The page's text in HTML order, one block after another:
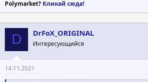
Polymarket? Кликай сюда!
D DrFoX_ORIGINAL
Интересующийся
14.11.2021